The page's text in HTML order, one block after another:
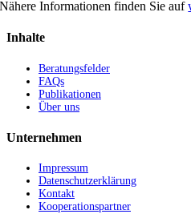
Nähere Informationen finden Sie auf
Inhalte
Beratungsfelder
FAQs
Publikationen
Über uns
Unternehmen
Impressum
Datenschutzerklärung
Kontakt
Kooperationspartner